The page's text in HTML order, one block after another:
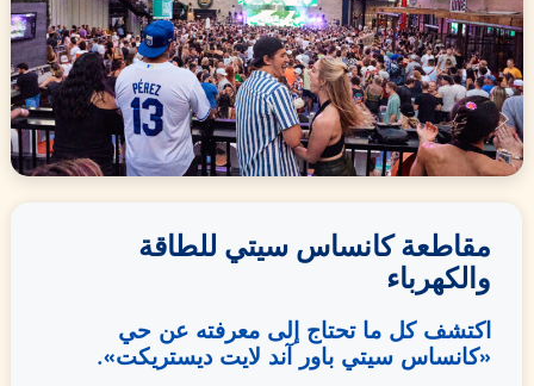
مقاطعة كانساس سيتي للطاقة
والكهرباء
اكتشف كل ما تحتاج إلى معرفته عن حي
«كانساس سيتي باور آند لايت ديستريكت».